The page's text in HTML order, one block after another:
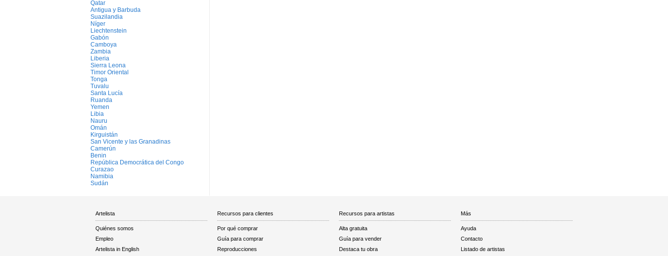
Qatar
Antigua y Barbuda
Suazilandia
Níger
Liechtenstein
Gabón
Camboya
Zambia
Liberia
Sierra Leona
Timor Oriental
Tonga
Tuvalu
Santa Lucía
Ruanda
Yemen
Libia
Nauru
Omán
Kirguistán
San Vicente y las Granadinas
Camerún
Benin
República Democrática del Congo
Curazao
Namibia
Sudán
Artelista
Quiénes somos
Empleo
Artelista in English
Recursos para clientes
Por qué comprar
Guía para comprar
Reproducciones
Recursos para artistas
Alta gratuita
Guía para vender
Destaca tu obra
Más
Ayuda
Contacto
Listado de artistas